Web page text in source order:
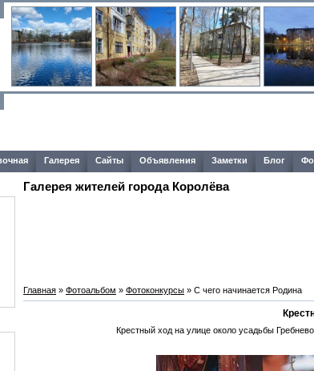
Галерея Сайты Объявления Заметки Блог
Галерея жителей города Королёва
Главная » Фотоальбом » Фотоконкурсы » С чего начинается Родина
Крестный ход на улице около усадьбы